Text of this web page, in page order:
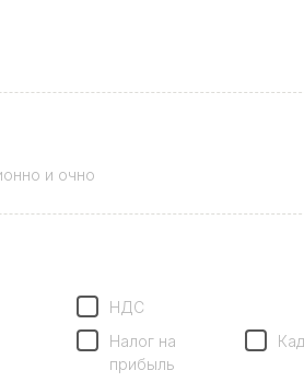
и очно
НДС
Налог на
прибыль